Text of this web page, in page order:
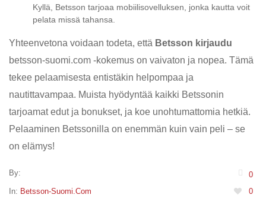
Kyllä, Betsson tarjoaa mobiilisovelluksen, jonka kautta voit
pelata missä tahansa.
Yhteenvetona voidaan todeta, että Betsson kirjaudu
betsson-suomi.com -kokemus on vaivaton ja nopea. Tämä
tekee pelaamisesta entistäkin helpompaa ja
nautittavampaa. Muista hyödyntää kaikki Betssonin
tarjoamat edut ja bonukset, ja koe unohtumattomia hetkiä.
Pelaaminen Betssonilla on enemmän kuin vain peli – se
on elämys!
By:
0
In: Betsson-Suomi.com 0